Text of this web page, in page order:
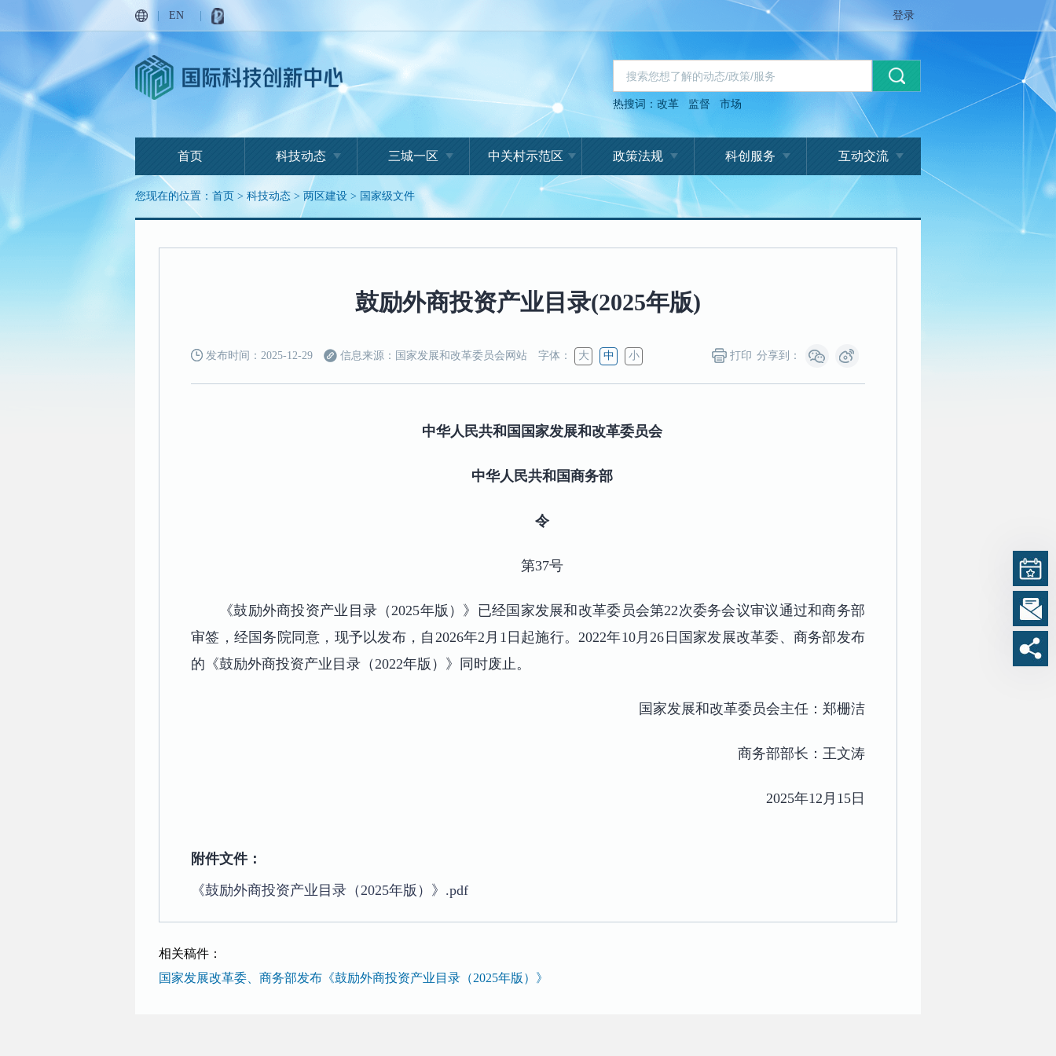
EN 登录
热搜词：改革 监督 市场
首页 科技动态 三城一区 中关村示范区 政策法规 科创服务 互动交流
您现在的位置： 首页 > 科技动态 > 两区建设 > 国家级文件
鼓励外商投资产业目录(2025年版)
发布时间：2025-12-29 信息来源：国家发展和改革委员会网站 字体： 大 中 小 打印 分享到：
中华人民共和国国家发展和改革委员会
中华人民共和国商务部
令
第37号
《鼓励外商投资产业目录（2025年版）》已经国家发展和改革委员会第22次委务会议审议通过和商务部
审签，经国务院同意，现予以发布，自2026年2月1日起施行。2022年10月26日国家发展改革委、商务部发布
的《鼓励外商投资产业目录（2022年版）》同时废止。
国家发展和改革委员会主任：郑栅洁
商务部部长：王文涛
2025年12月15日
附件文件：
《鼓励外商投资产业目录（2025年版）》.pdf
相关稿件：
国家发展改革委、商务部发布《鼓励外商投资产业目录（2025年版）》